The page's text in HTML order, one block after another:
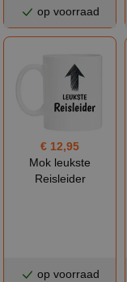
op voorraad
€ 12,95
Mok leukste
Reisleider
op voorraad